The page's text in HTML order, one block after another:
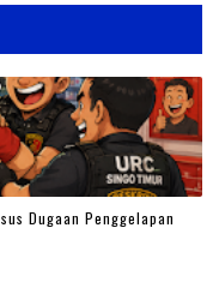
Dugaan Penggelapan